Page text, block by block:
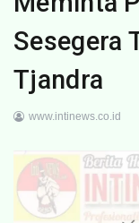
Sesegera
Tjandra
www.intinews.co.id